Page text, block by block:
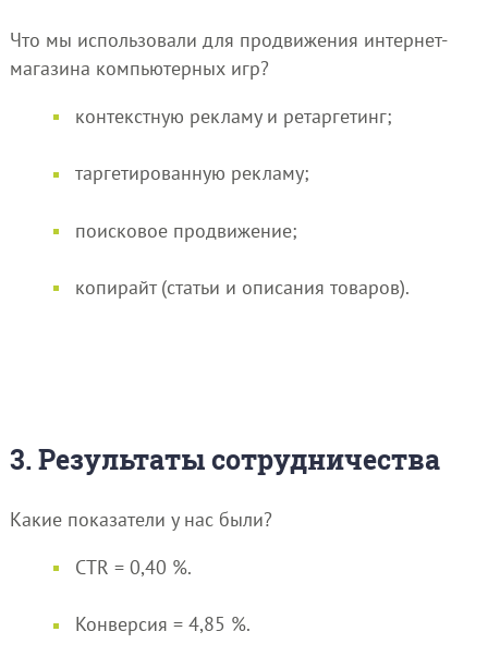
Что мы использовали для продвижения интернет-
магазина компьютерных игр?
контекстную рекламу и ретаргетинг;
таргетированную рекламу;
поисковое продвижение;
копирайт (статьи и описания товаров).
3. Результаты сотрудничества
Какие показатели у нас были?
CTR = 0,40 %.
Конверсия = 4,85 %.